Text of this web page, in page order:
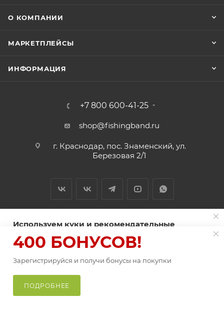
В КОРЗИНУ
О КОМПАНИИ
МАРКЕТПЛЕЙСЫ
ИНФОРМАЦИЯ
+7 800 600-41-25
shop@fishingband.ru
г. Краснодар, пос. Знаменский, ул.
Березовая 2/1
2026 © ИП Нитиевский А.В.
Используем куки и рекомендательные
Пользуясь сайтом Fishingband.ru, вы соглашаетесь на
использованиефайлов куки.
ПРИНИМАЮ
400 БОНУСОВ!
Зарегистрируйся и получи бонусы на покупки
ПОДРОБНЕЕ
Главная
Каталог